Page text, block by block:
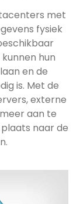
met
fysiek
hun
en de
is. Met de
externe
aan te
naar de